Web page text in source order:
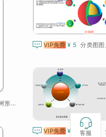
 VIP免费 ¥ 5
分类归纳图_分类树状图_树形分类图_分类结构图
 VIP免费 ¥ 5 关系图

客服